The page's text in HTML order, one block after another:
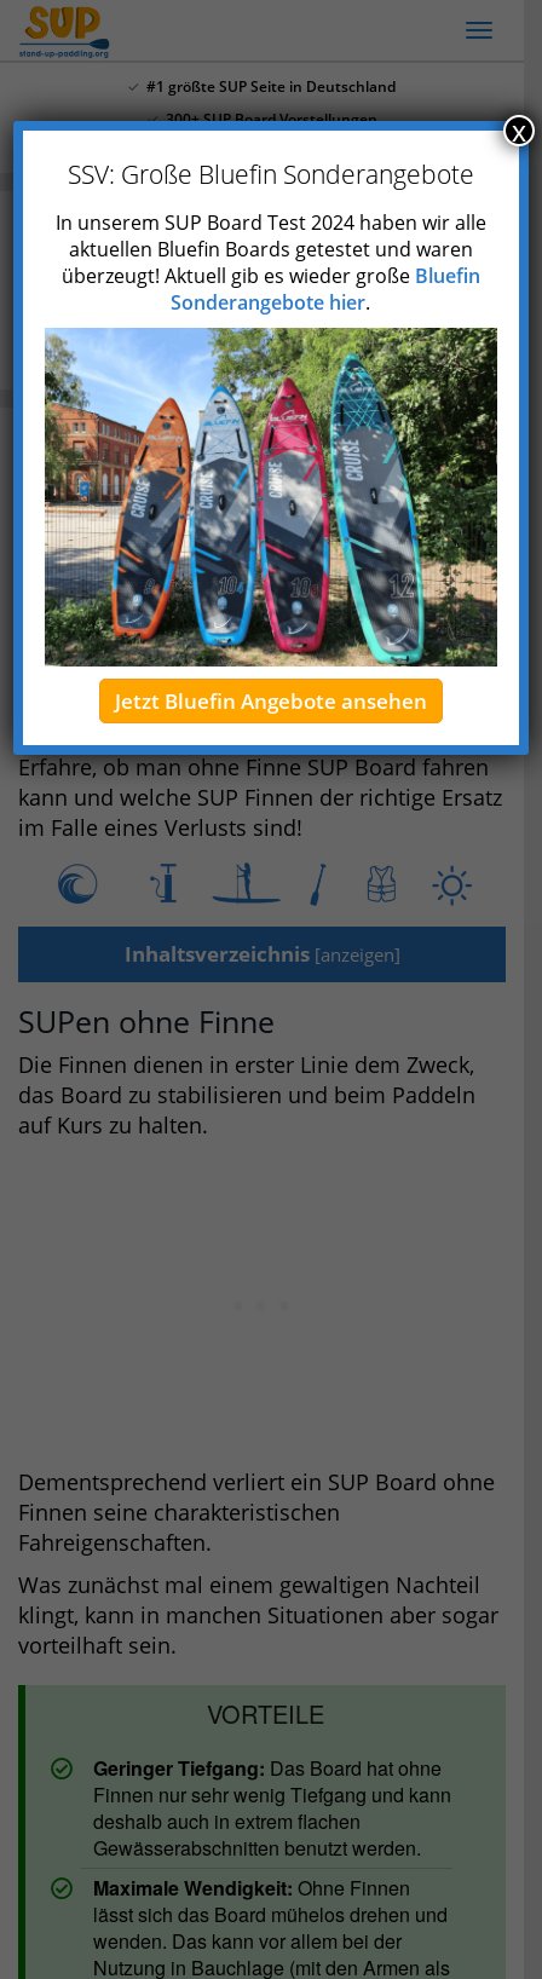
Skip
content
#1 größte SUP Seite in Deutschland
300+ SUP Board Vorstellungen
Finnenlos: Kann man ein SUP
Board ohne Finne fahren?
Blog
Finnenlos: Kann man ein SUP Board ohne Finne
fahren?
Zuletzt aktualisiert am 23. Mai 2023
Stell dir vor, du bist auf deinem SUP Board
unterwegs, und plötzlich verlierst du eine Finne
– ist das der Anfang vom Ende deiner
Paddeltour?
Kann man ein SUP Board ohne Finne fahren?
Wir haben das getestet!
Erfahre, ob man ohne Finne SUP Board fahren
kann und welche SUP Finnen der richtige Ersatz
im Falle eines Verlusts sind!
Inhaltsverzeichnis [anzeigen]
SUPen ohne Finne
Die Finnen dienen in erster Linie dem Zweck,
das Board zu stabilisieren und beim Paddeln
auf Kurs zu halten.
Dementsprechend verliert ein SUP Board ohne
Finnen seine charakteristischen
Fahreigenschaften.
Was zunächst mal einem gewaltigen Nachteil
klingt, kann in manchen Situationen aber sogar
vorteilhaft sein.
Geringer Tiefgang: Das Board hat ohne
Finnen nur sehr wenig Tiefgang und kann
deshalb auch in extrem flachen
Gewässerabschnitten benutzt werden.
Maximale Wendigkeit: Ohne Finnen
lässt sich das Board mühelos drehen und
wenden. Das kann vor allem bei der
Nutzung in Bauchlage (mit den Armen als
SSV: Große Bluefin Sonderangebote
In unserem SUP Board Test 2024 haben wir alle
aktuellen Bluefin Boards getestet und waren
überzeugt! Aktuell gib es wieder große Bluefin
Sonderangebote hier.
Jetzt Bluefin Angebote ansehen
x